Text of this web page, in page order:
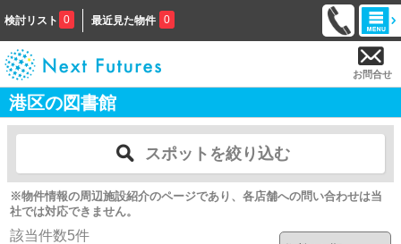
検討リスト 0 最近見た物件 0
お問合せ
港区の図書館
スポットを絞り込む
※物件情報の周辺施設紹介のページであり、各店舗への問い合わせは当
社では対応できません。
該当件数5件